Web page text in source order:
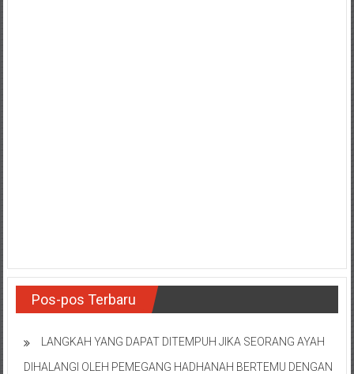
Timur/
Kalimantan
Selatan/
Barat/
jawa
Pos-pos Terbaru
LANGKAH YANG DAPAT DITEMPUH JIKA SEORANG AYAH
DIHALANGI OLEH PEMEGANG HADHANAH BERTEMU DENGAN